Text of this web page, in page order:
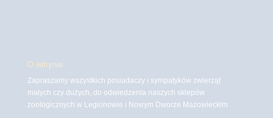
O witrynie
Zapraszamy wszystkich posiadaczy i sympatyków zwierząt
małych czy dużych, do odwiedzenia naszych sklepów
zoologicznych w Legionowie i Nowym Dworze Mazowieckim